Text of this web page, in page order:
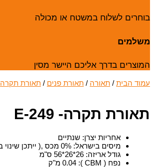
בוחרים לשלוח במשטח או מכולה
משלמים
המוצרים בדרך אליכם היישר מסין
עמוד הבית / תאורה / תאורת פנים / תאורת תקרה
תאורת תקרה- E-249
אחריות יצרן: שנתיים
מיסים בישראל: 0% מכס ,( ייתכן שינוי בגובה המכס בהתאם להחלטות רשות המיסים) 18% מע"מ
גודל אריזה: 26*26*56 ס"מ
נפח ( CBM )
: 0.04 מ"ק